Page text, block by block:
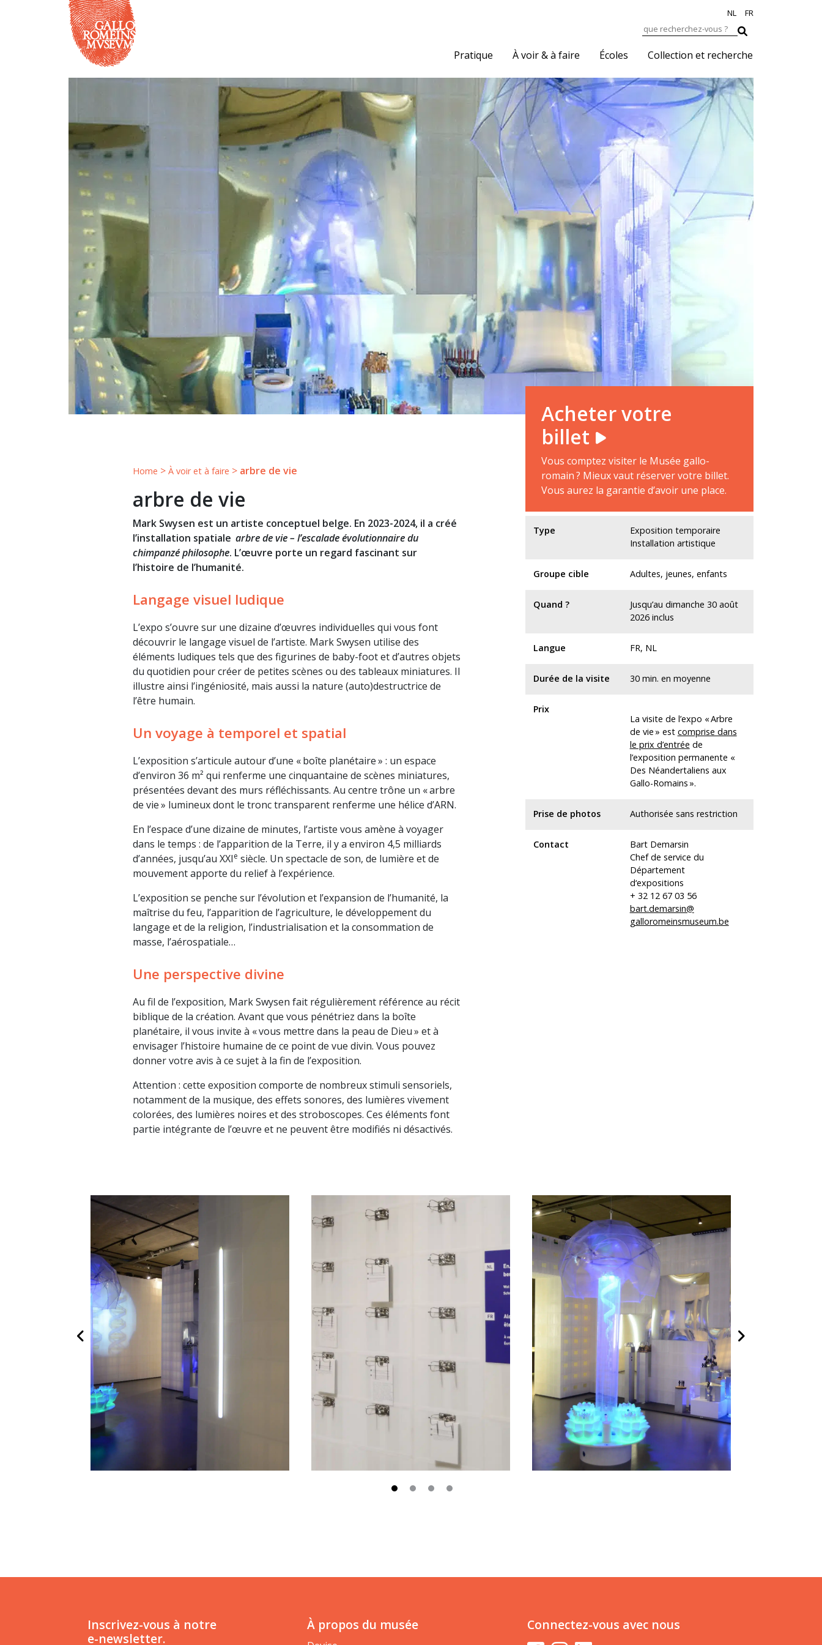
Pratique À voir & à faire Écoles Collection et recherche
NL FR
Home >À voir et à faire > arbre de vie
arbre de vie
Acheter votre
billet
Vous comptez visiter le Musée gallo-
romain ? Mieux vaut réserver votre billet.
Vous aurez la garantie d’avoir une place.
Mark Swysen est un artiste conceptuel belge. En 2023-2024, il a créé
l’installation spatialearbre de vie – l’escalade évolutionnaire du
chimpanzé philosophe. L’œuvre porte un regard fascinant sur
l’histoire de l’humanité.
Langage visuel ludique
L’expo s’ouvre sur une dizaine d’œuvres individuelles qui vous font
découvrir le langage visuel de l’artiste. Mark Swysen utilise des
éléments ludiques tels que des figurines de baby-foot et d’autres objets
du quotidien pour créer de petites scènes ou des tableaux miniatures. Il
illustre ainsi l’ingéniosité, mais aussi la nature (auto)destructrice de
l’être humain.
Un voyage à temporel et spatial
L’exposition s’articule autour d’une « boîte planétaire » : un espace
d’environ 36 m² qui renferme une cinquantaine de scènes miniatures,
présentées devant des murs réfléchissants. Au centre trône un « arbre
de vie » lumineux dont le tronc transparent renferme une hélice d’ARN.
En l’espace d’une dizaine de minutes, l’artiste vous amène à voyager
dans le temps : de l’apparition de la Terre, il y a environ 4,5 milliards
d’années, jusqu’au XXIe siècle. Un spectacle de son, de lumière et de
mouvement apporte du relief à l’expérience.
L’exposition se penche sur l’évolution et l’expansion de l’humanité, la
maîtrise du feu, l’apparition de l’agriculture, le développement du
langage et de la religion, l’industrialisation et la consommation de
masse, l’aérospatiale…
Une perspective divine
Au fil de l’exposition, Mark Swysen fait régulièrement référence au récit
biblique de la création. Avant que vous pénétriez dans la boîte
planétaire, il vous invite à « vous mettre dans la peau de Dieu » et à
envisager l’histoire humaine de ce point de vue divin. Vous pouvez
donner votre avis à ce sujet à la fin de l’exposition.
Attention : cette exposition comporte de nombreux stimuli sensoriels,
notamment de la musique, des effets sonores, des lumières vivement
colorées, des lumières noires et des stroboscopes. Ces éléments font
partie intégrante de l’œuvre et ne peuvent être modifiés ni désactivés.
Type
Exposition temporaire
Installation artistique
Groupe cible Adultes, jeunes, enfants
Quand ?
Jusqu’au dimanche 30 août
2026 inclus
Langue FR, NL
Durée de la visite 30 min. en moyenne
Prix
La visite de l’expo « Arbre
de vie » est comprise dans
le prix d’entrée de
l’exposition permanente «
Des Néandertaliens aux
Gallo-Romains ».
Prise de photos Authorisée sans restriction
Contact
Bart Demarsin
Chef de service du
Département
d‘expositions
+ 32 12 67 03 56
bart.demarsin@
galloromeinsmuseum.be
Inscrivez-vous à notre
e-newsletter.
À propos du musée Connectez-vous avec nous